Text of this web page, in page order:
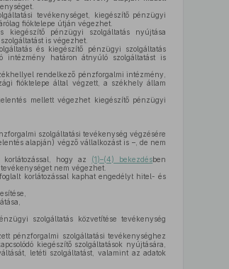
tevékenységet, kiegészítő pénzügyi
fióktelepe útján végezhet.
kiegészítő pénzügyi szolgáltatás nyújtása
is végezhet.
és kiegészítő pénzügyi szolgáltatás
intézmény határon átnyúló szolgáltatást is
rendelkező pénzforgalmi intézmény,
fióktelepe által végzett, a székhely állam
mellett végezhet kiegészítő pénzügyi
szolgáltatási tevékenység végzésére
alapján) végző vállalkozást is –, de nem
hogy az (1)–(4) bekezdésben
nem végezhet.
korlátozással kaphat engedélyt hitel- és
szolgáltatás közvetítése tevékenység
pénzforgalmi szolgáltatási tevékenységhez
kiegészítő szolgáltatások nyújtására,
letéti szolgáltatást, valamint az adatok